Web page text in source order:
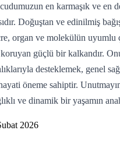
en karmaşık ve en
Doğuştan ve edinilmiş
organ ve molekülün uyumlu
koruyan güçlü bir kalkandır.
desteklemek, genel
öneme sahiptir.
ve dinamik bir yaşamın
2026